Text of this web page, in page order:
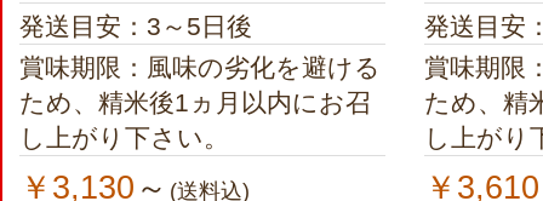
発送目安：3～5日後
賞味期限：風味の劣化を避ける
ため、精米後1ヵ月以内にお召
し上がり下さい。
￥3,130 ～ (送料込)
発送目安
賞味期限
ため、精
し上がり
￥3,610